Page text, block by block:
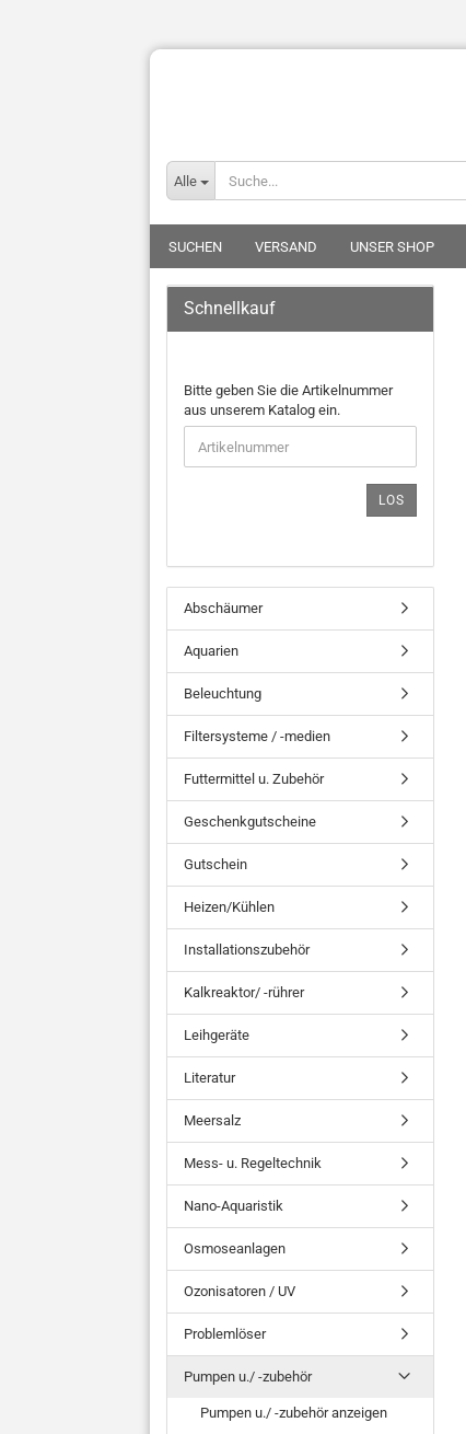
Alle
SUCHEN VERSAND UNSER SHOP
Schnellkauf
Bitte geben Sie die Artikelnummer
aus unserem Katalog ein.
LOS
Abschäumer
Aquarien
Beleuchtung
Filtersysteme / -medien
Futtermittel u. Zubehör
Geschenkgutscheine
Gutschein
Heizen/Kühlen
Installationszubehör
Kalkreaktor/ -rührer
Leihgeräte
Literatur
Meersalz
Mess- u. Regeltechnik
Nano-Aquaristik
Osmoseanlagen
Ozonisatoren / UV
Problemlöser
Pumpen u./ -zubehör
Pumpen u./ -zubehör anzeigen